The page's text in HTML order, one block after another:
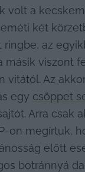
volt a
két
az
vitától . Az
egy csöppet
Arra csak
on megírtuk,
előtt
botránnyá